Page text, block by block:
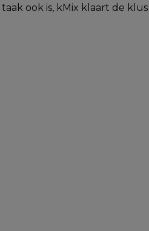
ook is, kMix klaart de klus